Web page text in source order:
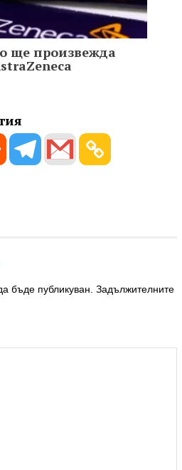
ще произвежда
бъде публикуван. Задължителните